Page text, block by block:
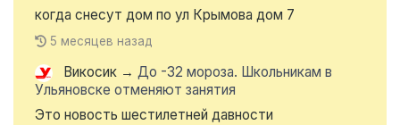
когда снесут дом по ул Крымова дом 7
5 месяцев назад
Викосик → До -32 мороза. Школьникам в
Ульяновске отменяют занятия
Это новость шестилетней давности